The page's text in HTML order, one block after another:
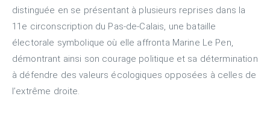
distinguée en se présentant à plusieurs reprises dans la
11e circonscription du Pas-de-Calais, une bataille
électorale symbolique où elle affronta Marine Le Pen,
démontrant ainsi son courage politique et sa détermination
à défendre des valeurs écologiques opposées à celles de
l’extrême droite.